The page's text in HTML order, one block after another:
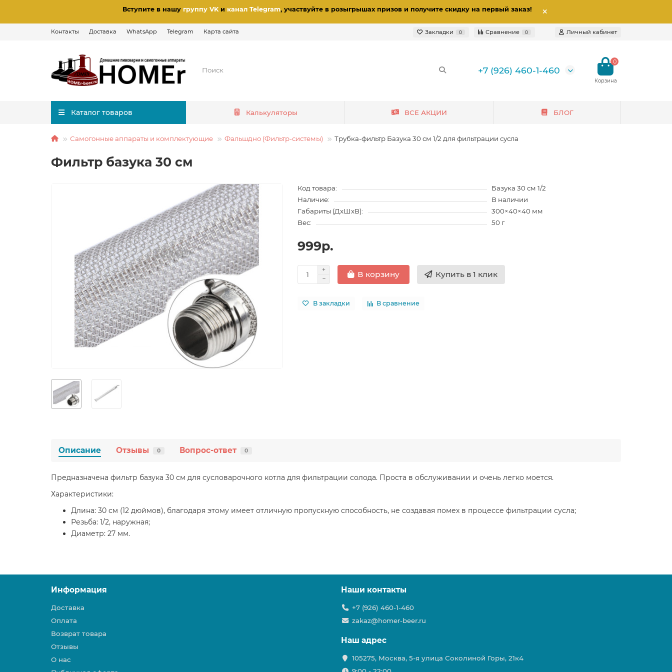
Вступите в нашу группу VKи канал Telegram, участвуйте в розыгрышах призов и получите скидку на первый заказ!
Контакты Доставка WhatsApp Telegram Карта сайта Закладки 0 Сравнение 0 Личный кабинет
+7 (926) 460-1-460
0
Каталог товаров Калькуляторы ВСЕ АКЦИИ БЛОГ
Самогонные аппараты и комплектующие Фальшдно (Фильтр-системы) Трубка-фильтр Базука 30 см 1/2 для фильтрации сусла
Фильтр базука 30 см
Код товара:
Базука 30 см 1/2
Наличие:
В наличии
Габариты (ДхШхВ):
300×40×40 мм
Вес:
50 г
999р.
В корзину Купить в 1 клик
В закладки В сравнение
Описание Отзывы 0 Вопрос-ответ 0
Предназначена фильтр базука 30 см для сусловарочного котла для фильтрации солода. Проста в обслуживании и очень легко моется.
Характеристики:
Длина: 30 см (12 дюймов), благодаря этому имеет отличную пропускную способность, не создавая помех в процессе фильтрации сусла;
Резьба: 1/2, наружная;
Диаметр: 27 мм.
Информация
Доставка
Оплата
Возврат товара
Отзывы
О нас
Наши контакты
+7 (926) 460-1-460
zakaz@homer-beer.ru
Наш адрес
105275, Москва, 5-я улица Соколиной Горы, 21к4